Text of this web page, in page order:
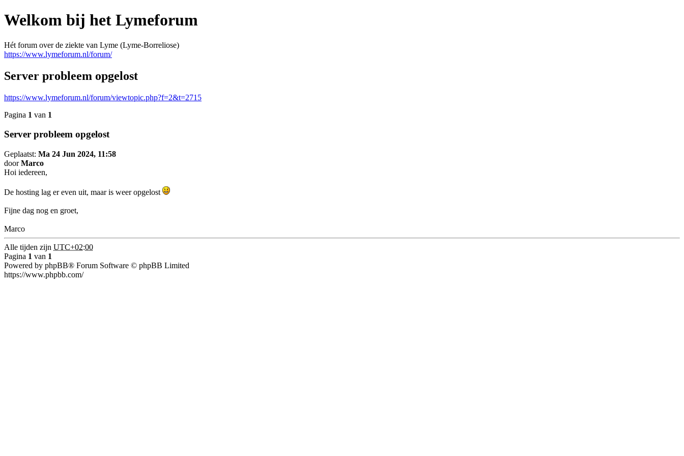
Welkom bij het Lymeforum
Hét forum over de ziekte van Lyme (Lyme-Borreliose)
https://www.lymeforum.nl/forum/
Server probleem opgelost
https://www.lymeforum.nl/forum/viewtopic.php?f=2&t=2715
Pagina 1 van 1
Server probleem opgelost
Geplaatst: Ma 24 Jun 2024, 11:58
doorMarco
Hoi iedereen,
De hosting lag er even uit, maar is weer opgelost
Fijne dag nog en groet,
Marco
Alle tijden zijn UTC+02:00
Pagina 1 van 1
Powered by phpBB® Forum Software © phpBB Limited
https://www.phpbb.com/